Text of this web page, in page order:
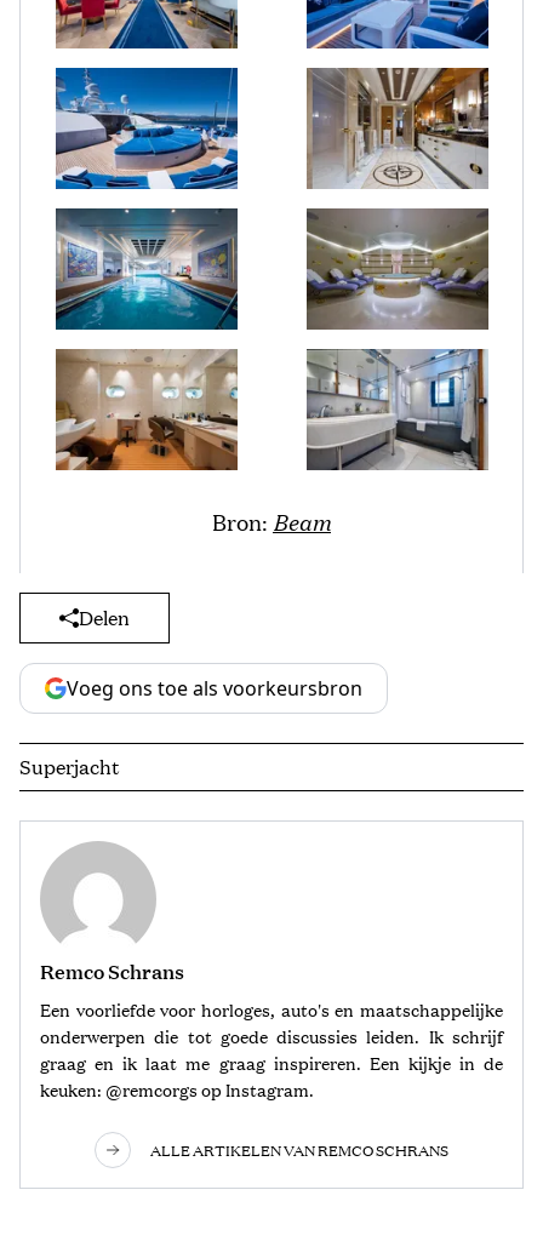
Bron: Beam
Delen
Voeg ons toe als voorkeursbron
Superjacht
Remco Schrans
Een voorliefde voor horloges, auto's en maatschappelijke
onderwerpen die tot goede discussies leiden. Ik schrijf
graag en ik laat me graag inspireren. Een kijkje in de
keuken: @remcorgs op Instagram.
ALLE ARTIKELEN VAN REMCO SCHRANS